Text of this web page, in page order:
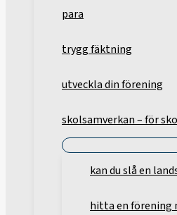
para
trygg fäktning
utveckla din förening
skolsamverkan – för
kan du slå en
hitta en förening